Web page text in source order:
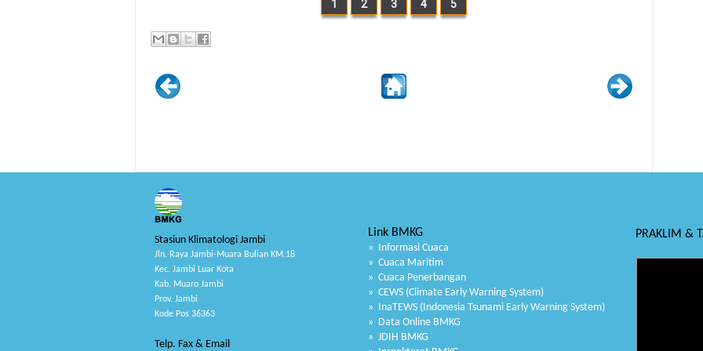
1 2 3 4 5
Stasiun Klimatologi Jambi
Jln. Raya Jambi-Muara Bulian KM.18
Kec. Jambi Luar Kota
Kab. Muaro Jambi
Prov. Jambi
Kode Pos 36363
Telp. Fax & Email
Link BMKG
» Informasi Cuaca
» Cuaca Maritim
» Cuaca Penerbangan
» CEWS (Climate Early Warning System)
» InaTEWS (Indonesia Tsunami Early Warning System)
» Data Online BMKG
» JDIH BMKG
PRAKLIM &